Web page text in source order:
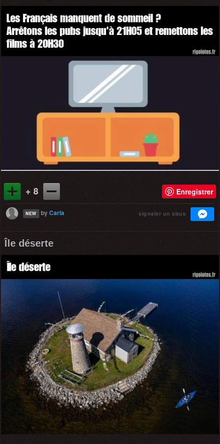
+ 8 Enregistrer
NEW byCarla signaler un abus
Île déserte